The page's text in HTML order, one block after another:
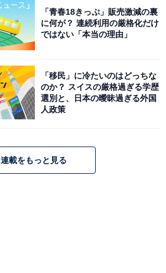
「青春18きっぷ」販売激減の裏
に何が？ 連続利用の厳格化だけ
ではない「本当の理由」
「移民」に冷たいのはどっちな
のか？ スイスの厳格過ぎる学歴
選別と、日本の曖昧過ぎる外国
人政策
連載をもっと見る